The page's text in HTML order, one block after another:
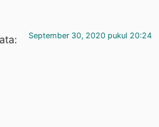
September 30, 2020 pukul 20:24